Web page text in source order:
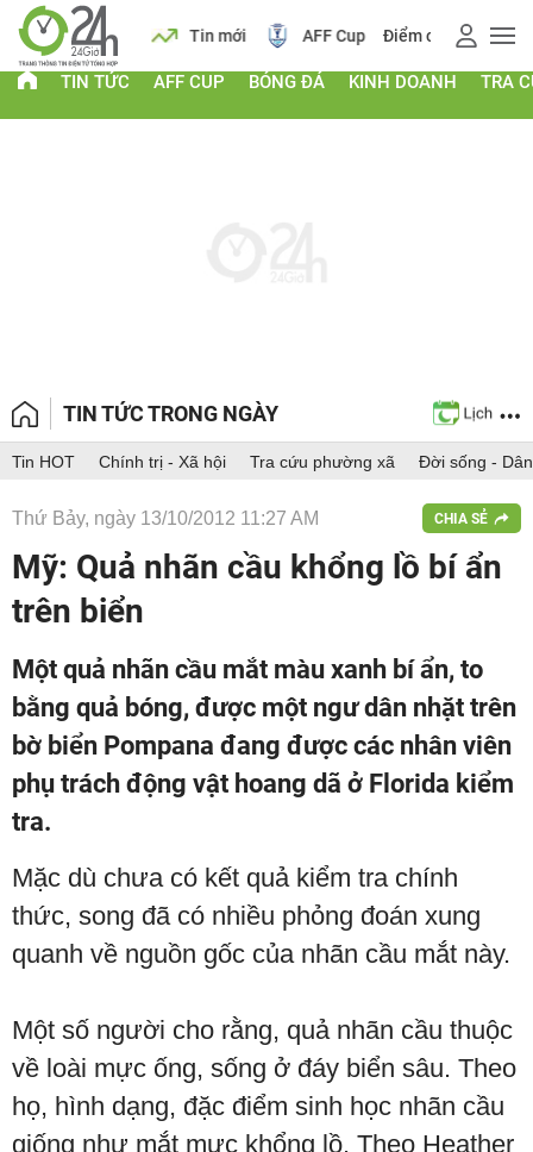
Lịch Tin mới AFF Cup Điểm chuẩn 2026
TIN TỨC AFF CUP BÓNG ĐÁ KINH DOANH TRA
TIN TỨC TRONG NGÀY
Tin HOT Chính trị - Xã hội Tra cứu phường xã Đời sống -
Thứ Bảy, ngày 13/10/2012 11:27 AM CHIA SẺ
Mỹ: Quả nhãn cầu khổng lồ bí ẩn
trên biển
Một quả nhãn cầu mắt màu xanh bí ẩn, to
bằng quả bóng, được một ngư dân nhặt trên
bờ biển Pompana đang được các nhân viên
phụ trách động vật hoang dã ở Florida kiểm
tra.
Mặc dù chưa có kết quả kiểm tra chính
thức, song đã có nhiều phỏng đoán xung
quanh về nguồn gốc của nhãn cầu mắt này.
Một số người cho rằng, quả nhãn cầu thuộc
về loài mực ống, sống ở đáy biển sâu. Theo
họ, hình dạng, đặc điểm sinh học nhãn cầu
giống như mắt mực khổng lồ. Theo Heather